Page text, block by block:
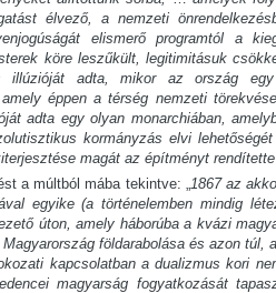
élvező, a nemzeti
elismerő programtól a
köre leszűkült, legitimitásuk
illúzióját adta, mikor az ország
éppen a térség nemzeti
adta egy olyan monarchiában,
kormányzás elvi
magát az építményt
a múltból mába tekintve: „1867 az
egyike (a történelemben mindig
úton, amely háborúba a kvázi
földarabolása és azon túl,
kapcsolatban a dualizmus kori
magyarság fogyatkozását